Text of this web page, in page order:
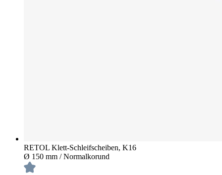
RETOL Klett-Schleifscheiben, K16
Ø 150 mm / Normalkorund